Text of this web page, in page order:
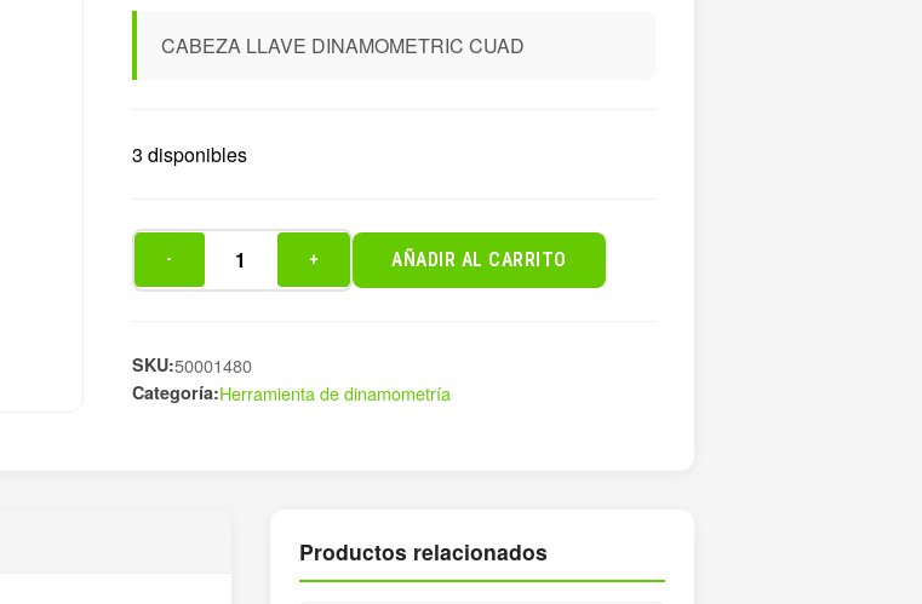
CABEZA LLAVE DINAMOMETRIC CUAD
3 disponibles
CUAD
cantidad
- + AÑADIR AL CARRITO
SKU:50001480
Categoría:Herramienta de dinamometría
Productos relacionados